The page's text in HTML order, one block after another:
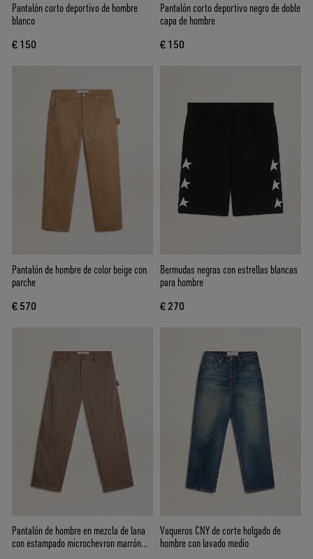
Pantalón corto deportivo de hombre
blanco
€ 150
Pantalón corto deportivo negro de doble
capa de hombre
€ 150
Pantalón de hombre de color beige con
parche
€ 570
Bermudas negras con estrellas blancas
para hombre
€ 270
Pantalón de hombre en mezcla de lana
con estampado microchevron marrón
Vaqueros CNY de corte holgado de
hombre con lavado medio